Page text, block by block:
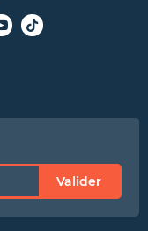
Valider